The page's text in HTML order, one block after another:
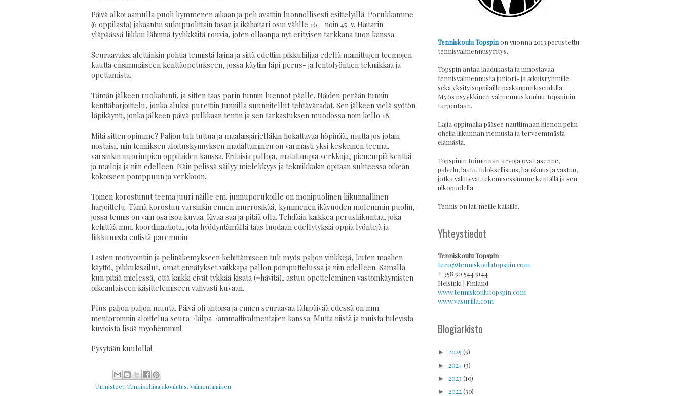
Päivä alkoi aamulla puoli kymmenen aikaan ja peli avattiin luonnollisesti esittelyillä. Porukkamme
(6 oppilasta) jakaantui sukupuolittain tasan ja ikähaitari osui välille 16 - noin 45-v. Haitarin
yläpäässä liikkui lähinnä tyylikkäitä rouvia, joten ollaanpa nyt erityisen tarkkana tuon kanssa.
Seuraavaksi alettiinkin pohtia tennistä lajina ja siitä edettiin pikkuhiljaa edellä mainittujen teemojen
kautta ensimmäiseen kenttäopetukseen, jossa käytiin läpi perus- ja lentolyöntien tekniikkaa ja
opettamista.
Tämän jälkeen ruokatunti, ja sitten taas parin tunnin luennot päälle. Näiden perään tunnin
kenttäharjoittelu, jonka aluksi purettiin tunnilla suunnitellut tehtäväradat. Sen jälkeen vielä syötön
läpikäynti, jonka jälkeen päivä pulkkaan tentin ja sen tarkastuksen muodossa noin kello 18.
Mitä sitten opimme? Paljon tuli tuttua ja maalaisjärjelläkin hokattavaa höpinää, mutta jos jotain
nostaisi, niin tenniksen aloituskynnyksen madaltaminen on varmasti yksi keskeinen teema,
varsinkin nuorimpien oppilaiden kanssa. Erilaisia palloja, matalampia verkkoja, pienempiä kenttiä
ja mailoja ja niin edelleen. Näin pelissä säilyy mielekkyys ja tekniikkakin opitaan suhteessa oikean
kokoiseen pomppuun ja verkkoon.
Toinen korostunut teema juuri näille em. junnuporukoille on monipuolinen liikunnallinen
harjoittelu. Tämä korostuu varsinkin ennen murrosikää, kymmenen ikävuoden molemmin puolin,
jossa tennis on vain osa isoa kuvaa. Kivaa saa ja pitää olla. Tehdään kaikkea perusliikuntaa, joka
kehittää mm. koordinaatiota, jota hyödyntämällä taas luodaan edellytyksiä oppia lyöntejä ja
liikkumista entistä paremmin.
Lasten motivointiin ja pelinäkemykseen kehittämiseen tuli myös paljon vinkkejä, kuten maalien
käyttö, pikkukisailut, omat ennätykset vaikkapa pallon pomputtelussa ja niin edelleen. Samalla
kun pitää mielessä, että kaikki eivät tykkää kisata (=hävitä), astuu opetteleminen vastoinkäymisten
oikeanlaiseen käsittelemiseen vahvasti kuvaan.
Plus paljon paljon muuta. Päivä oli antoisa ja ennen seuraavaa lähipäivää edessä on mm.
mentoroinnin aloittelua seura-/kilpa-/ammattivalmentajien kanssa. Mutta niistä ja muista tulevista
kuvioista lisää myöhemmin!
Pysytään kuulolla!
Tunnisteet: Tennisohjaajakoulutus, Valmentaminen
Tenniskoulu Topspinon vuonna 2013 perustettu
tennisvalmennusyritys.
Topspin antaa laadukasta ja innostavaa
tennisvalmennusta juniori- ja aikuisryhmille
sekä yksityisoppilaille pääkaupunkiseudulla.
Myös psyykkinen valmennus kuuluu Topspinin
tarjontaan.
Lajia oppimalla pääsee nauttimaan hienon pelin
ohella liikunnan riemusta ja terveemmästä
elämästä.
Topspinin toiminnan arvoja ovat asenne,
palvelu, laatu, tuloksellisuus, hauskuus ja vastuu,
jotka välittyvät tekemisessämme kentällä ja sen
ulkopuolella.
Tennis on laji meille kaikille.
Yhteystiedot
Tenniskoulu Topspin
tero@tenniskoulutopspin.com
+ 358 50 544 5144
Helsinki | Finland
www.tenniskoulutopspin.com
www.vasurilla.com
Blogiarkisto
► 2025 (5)
► 2024(3)
► 2023 (10)
► 2022(30)